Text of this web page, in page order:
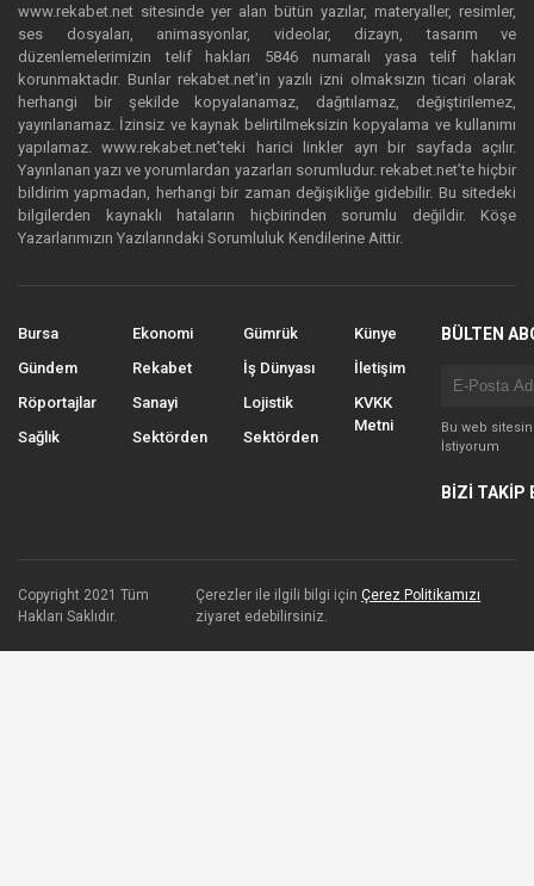
www.rekabet.net sitesinde yer alan bütün yazılar, materyaller, resimler,
ses dosyaları, animasyonlar, videolar, dizayn, tasarım ve
düzenlemelerimizin telif hakları 5846 numaralı yasa telif hakları
korunmaktadır. Bunlar rekabet.net’in yazılı izni olmaksızın ticari olarak
herhangi bir şekilde kopyalanamaz, dağıtılamaz, değiştirilemez,
yayınlanamaz. İzinsiz ve kaynak belirtilmeksizin kopyalama ve kullanımı
yapılamaz. www.rekabet.net’teki harici linkler ayrı bir sayfada açılır.
Yayınlanan yazı ve yorumlardan yazarları sorumludur. rekabet.net’te hiçbir
bildirim yapmadan, herhangi bir zaman değişikliğe gidebilir. Bu sitedeki
bilgilerden kaynaklı hataların hiçbirinden sorumlu değildir. Köşe
Yazarlarımızın Yazılarındaki Sorumluluk Kendilerine Aittir.
Bursa
Gündem
Röportajlar
Sağlık
Ekonomi
Rekabet
Sanayi
Sektörden
Gümrük
İş Dünyası
Lojistik
Sektörden
Künye
İletişim
KVKK
Metni
BÜLTEN
Bu web
İstiyorum
BİZİ TAKİP
Copyright 2021 Tüm
Hakları Saklıdır.
Çerezler ile ilgili bilgi içinÇerez Politikamızı
ziyaret edebilirsiniz.